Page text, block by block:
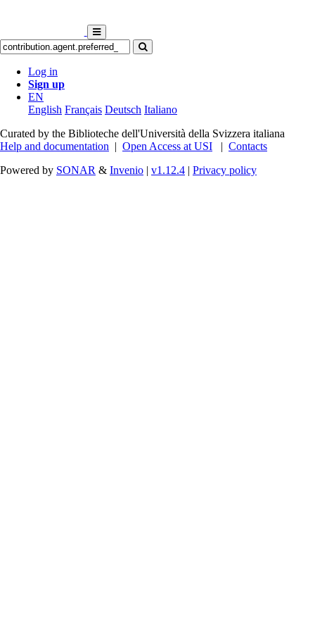
Log in
Sign up
EN
English Français Deutsch Italiano
Curated by the Biblioteche dell'Università della Svizzera italiana
Help and documentation | Open Access at USI | Contacts
Powered by SONAR & Invenio | v1.12.4 | Privacy policy